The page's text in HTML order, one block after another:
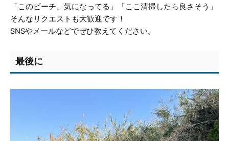
「このビーチ、気になってる」「ここ清掃したら良さそう」
そんなリクエストも大歓迎です！
SNSやメールなどでぜひ教えてください。
最後に